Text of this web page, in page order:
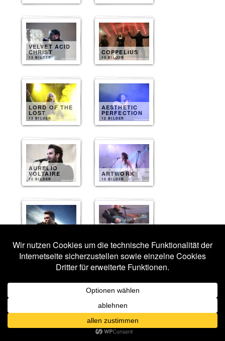
VELVET ACID
CHRIST
13 BILDER
COPPELIUS
13 BILDER
LORD OF THE
LOST
13 BILDER
AESTHETIC
PERFECTION
12 BILDER
AURELIO
VOLTAIRE
10 BILDER
ARTWORK
10 BILDER
KYOLL